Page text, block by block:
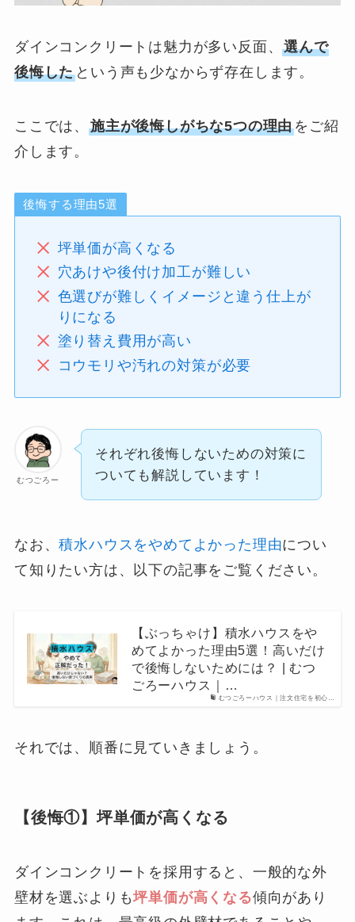
ダインコンクリートは魅力が多い反面、選んで
後悔した という声も少なからず存在します。
ここでは、 施主が後悔しがちな5つの理由をご紹
介します。
後悔する理由5選
坪単価が高くなる
穴あけや後付け加工が難しい
色選びが難しくイメージと違う仕上が
りになる
塗り替え費用が高い
コウモリや汚れの対策が必要
むつごろー
それぞれ後悔しないための対策に
ついても解説しています！
なお、積水ハウスをやめてよかった理由につい
て知りたい方は、以下の記事をご覧ください。
むつごろーハウス｜注文住宅を初心…
【ぶっちゃけ】積水ハウスをや
めてよかった理由5選！高いだけ
で後悔しないためには？ | むつ
ごろーハウス｜…
それでは、順番に見ていきましょう。
【後悔①】坪単価が高くなる
ダインコンクリートを採用すると、一般的な外
壁材を選ぶよりも坪単価が高くなる傾向があり